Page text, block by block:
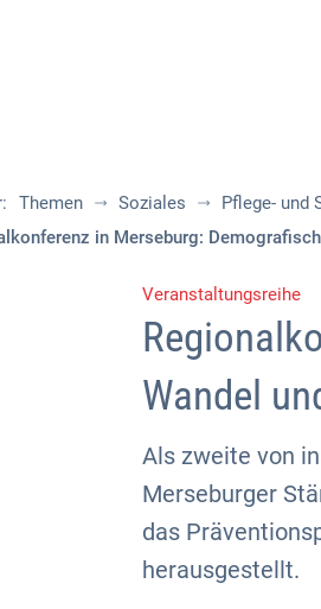
Themen Soziales Pflege- und
in Merseburg:
Veranstaltungsreihe
Wandel
Als zweite von
Merseburger
das
herausgestellt.